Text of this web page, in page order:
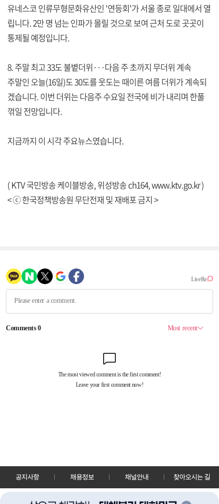
유네스코 인류무형문화유산인 '연등회'가 서울 종로 일대에서 열
립니다. 2만 명 넘는 인파가 몰릴 것으로 보여 근처 도로 곳곳이
통제될 예정입니다.
8. 주말 최고 33도 불볕더위···다음 주 초까지 무더위 계속
주말인 오늘(16일)도 30도를 웃도는 때이른 여름 더위가 계속되
겠습니다. 이번 더위는 다음주 수요일 전국에 비가 내리며 한풀
꺾일 전망입니다.
지금까지 이 시각 주요뉴스였습니다.
( KTV 국민방송 케이블방송, 위성방송 ch164,www.ktv.go.kr)
< ⓒ 한국정책방송원 무단전재 및 재배포 금지 >
공지사항 채용정보 채널안내 찾아오시는 길
30128 세종특별자치시 정부2청사로 13 한국정책방송원 KTV